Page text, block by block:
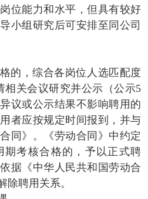
位能力和水平，但具有较好
小组研究后可安排至同公司
的，综合各岗位人选匹配度
相关会议研究并公示（公示5
议或公示结果不影响聘用的
者应按规定时间报到，并与
同》。《劳动合同》中约定
期考核合格的，予以正式聘
据《中华人民共和国劳动合
除聘用关系。